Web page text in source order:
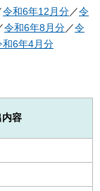
令和6年12月分／令
令和6年8月分／令
和6年4月分
容